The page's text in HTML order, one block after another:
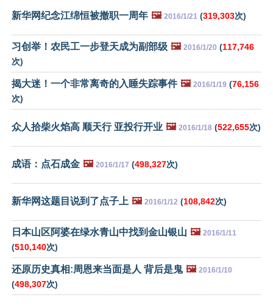
新华网纪念江绵恒被撤职一周年 🖼️ 2016/1/21 (319,303次)
习创举！农民工一步登天成为副部级 🖼️ 2016/1/20 (117,746
次)
揭大迷！一个非常离奇的入睡失踪事件 🖼️ 2016/1/19 (76,156
次)
众人拾柴火焰高 顺天行 亚投行开业 🖼️ 2016/1/18 (522,655次)
成语：点石成金 🖼️ 2016/1/17 (498,327次)
新华网这题目说到了点子上 🖼️ 2016/1/12 (108,842次)
日本山区阿婆在绿水青山中找到金山银山 🖼️ 2016/1/11
(510,140次)
还原历史真相:周恩来当面是人 背后是鬼 🖼️ 2016/1/10
(498,307次)